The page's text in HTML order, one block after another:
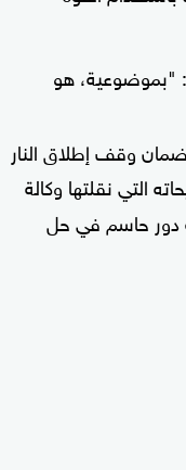
"بموضوعية، هو
وقف إطلاق النار
التي نقلتها وكالة
له دور حاسم في حل